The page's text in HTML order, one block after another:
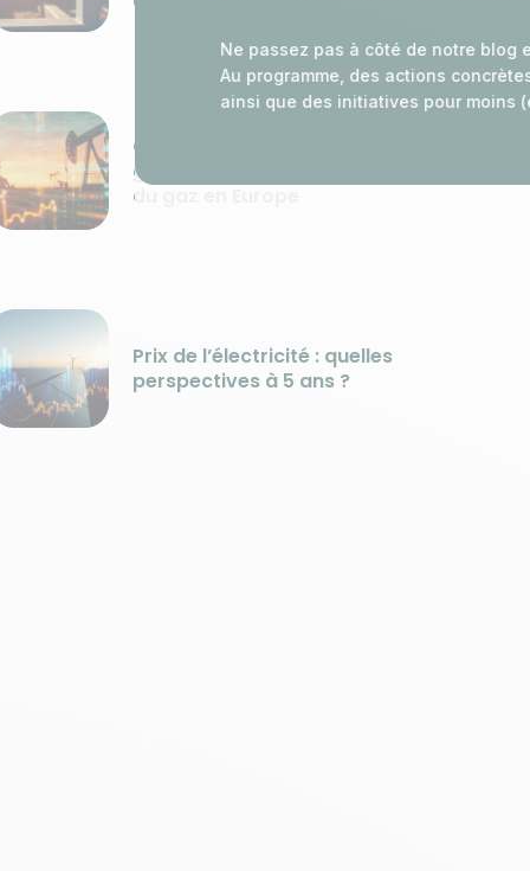
Ne passez pas à côté de notre blog
Au programme, des actions
ainsi que des initiatives pour moins
Guerre en Iran : une crise
géopolitique qui impacte le marché
du gaz en Europe
Prix de l’électricité : quelles
perspectives à 5 ans ?